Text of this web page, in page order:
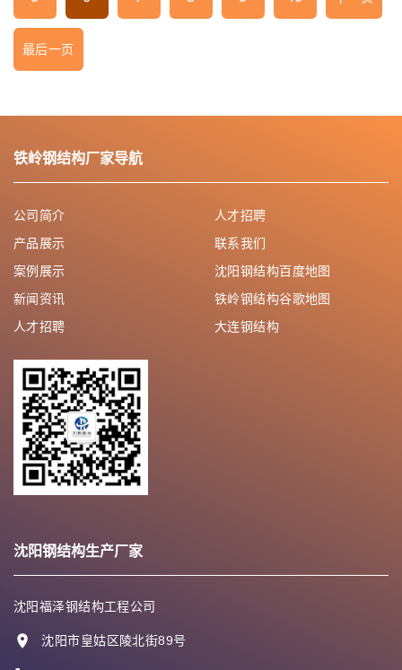
最后一页
铁岭钢结构厂家导航
公司简介
产品展示
案例展示
新闻资讯
人才招聘
人才招聘
联系我们
沈阳钢结构百度地图
铁岭钢结构谷歌地图
大连钢结构
铁岭钢结构
沈阳钢结构生产厂家
沈阳福泽钢结构工程公司
沈阳市皇姑区陵北街89号